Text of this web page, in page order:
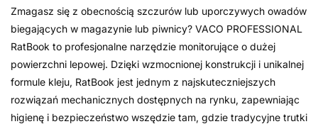
Zmagasz się z obecnością szczurów lub uporczywych owadów
biegających w magazynie lub piwnicy? VACO PROFESSIONAL
RatBook to profesjonalne narzędzie monitorujące o dużej
powierzchni lepowej. Dzięki wzmocnionej konstrukcji i unikalnej
formule kleju, RatBook jest jednym z najskuteczniejszych
rozwiązań mechanicznych dostępnych na rynku, zapewniając
higienę i bezpieczeństwo wszędzie tam, gdzie tradycyjne trutki